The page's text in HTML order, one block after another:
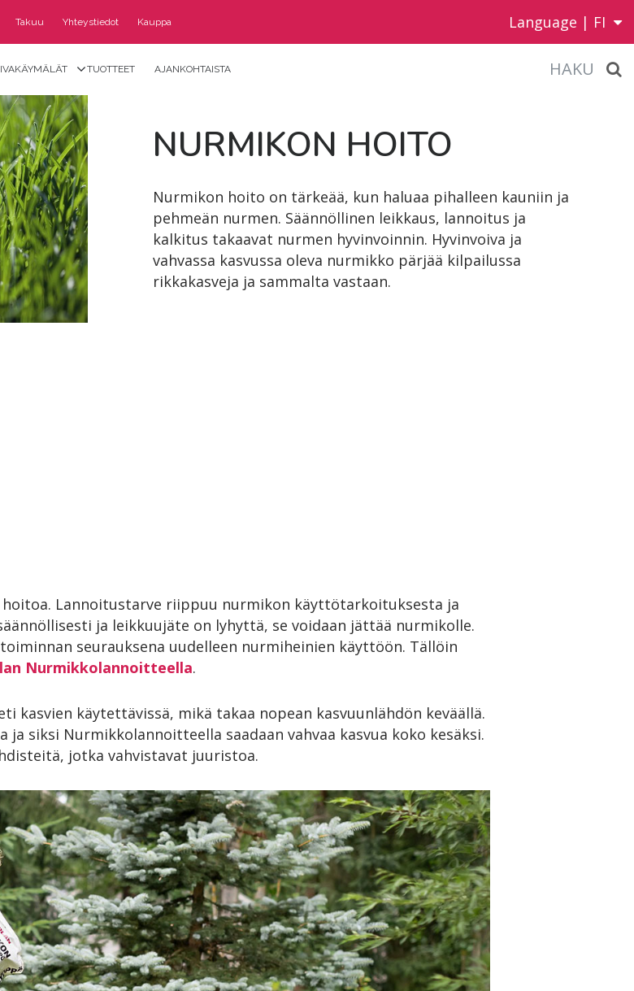
Takuu Yhteystiedot Kauppa Language | FI
TUOTTEET AJANKOHTAISTA HAKU
NUR­MI­KON HOI­TO
Nurmikon hoito on tärkeää, kun haluaa pihalleen kauniin ja
pehmeän nurmen. Säännöllinen leikkaus, lannoitus ja
kalkitus takaavat nurmen hyvinvoinnin. Hyvinvoiva ja
vahvassa kasvussa oleva nurmikko pärjää kilpailussa
rikkakasveja ja sammalta vastaan.
Lannoitustarve riippuu nurmikon käyttötarkoituksesta ja
ja leikkuujäte on lyhyttä, se voidaan jättää nurmikolle.
seurauksena uudelleen nurmiheinien käyttöön. Tällöin
Nurmikkolannoitteella.
kasvien käytettävissä, mikä takaa nopean kasvuunlähdön keväällä.
ja siksi Nurmikkolannoitteella saadaan vahvaa kasvua koko kesäksi.
jotka vahvistavat juuristoa.